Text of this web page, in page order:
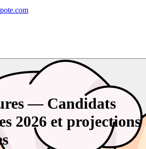
— Candidats
2026 et projections